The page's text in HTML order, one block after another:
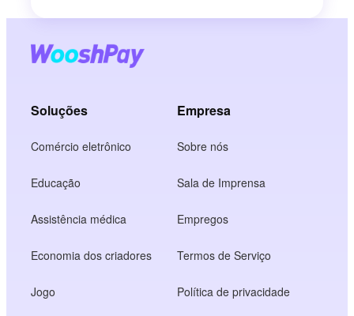
Soluções
Comércio eletrônico
Educação
Assistência médica
Economia dos criadores
Jogo
Empresa
Sobre nós
Sala de Imprensa
Empregos
Termos de Serviço
Política de privacidade